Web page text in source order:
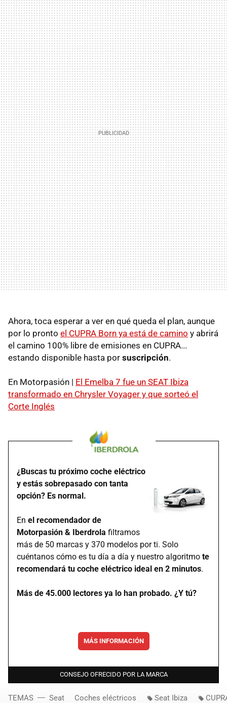
Ahora, toca esperar a ver en qué queda el plan, aunque
por lo pronto el CUPRA Born ya está de camino y abrirá
el camino 100% libre de emisiones en CUPRA...
estando disponible hasta por suscripción.
En Motorpasión | El Emelba 7 fue un SEAT Ibiza
transformado en Chrysler Voyager y que sorteó el
Corte Inglés
¿Buscas tu próximo coche eléctrico
y estás sobrepasado con tanta
opción? Es normal.
En el recomendador de
Motorpasión & Iberdrola filtramos
más de 50 marcas y 370 modelos por ti. Solo
cuéntanos cómo es tu día a día y nuestro algoritmo te
recomendará tu coche eléctrico ideal en 2 minutos.
Más de 45.000 lectores ya lo han probado. ¿Y tú?
MÁS INFORMACIÓN
CONSEJO OFRECIDO POR LA MARCA
TEMAS Seat Coches eléctricos Seat Ibiza